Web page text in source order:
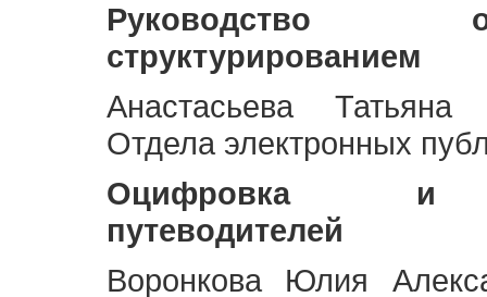
Руководство
структурированием
Анастасьева Татьяна
Отдела электронных
Оцифровка и
путеводителей
Воронкова Юлия